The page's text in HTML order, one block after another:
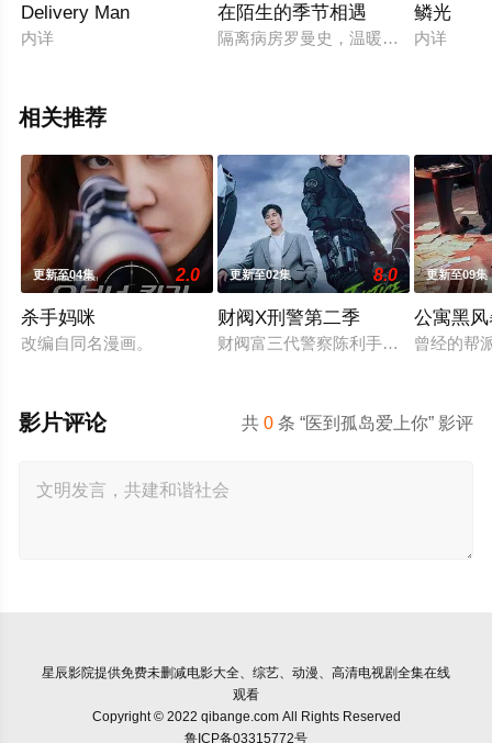
Delivery Man
内详
在陌生的季节相遇
隔离病房罗曼史，温暖地包裹着因新
鳞光
内详
相关推荐
更新至04集 2.0
杀手妈咪
改编自同名漫画。
更新至02集 8.0
财阀X刑警第二季
财阀富三代警察陈利手（安普贤 饰
更新至09集
公寓黑
曾经的帮
共0 条 “医到孤岛爱上你” 影评
影片评论
星辰影院提供免费未删减电影大全、综艺、动漫、高清电视剧全集在线
观看
Copyright © 2022 qibange.com All Rights Reserved
鲁ICP备03315772号